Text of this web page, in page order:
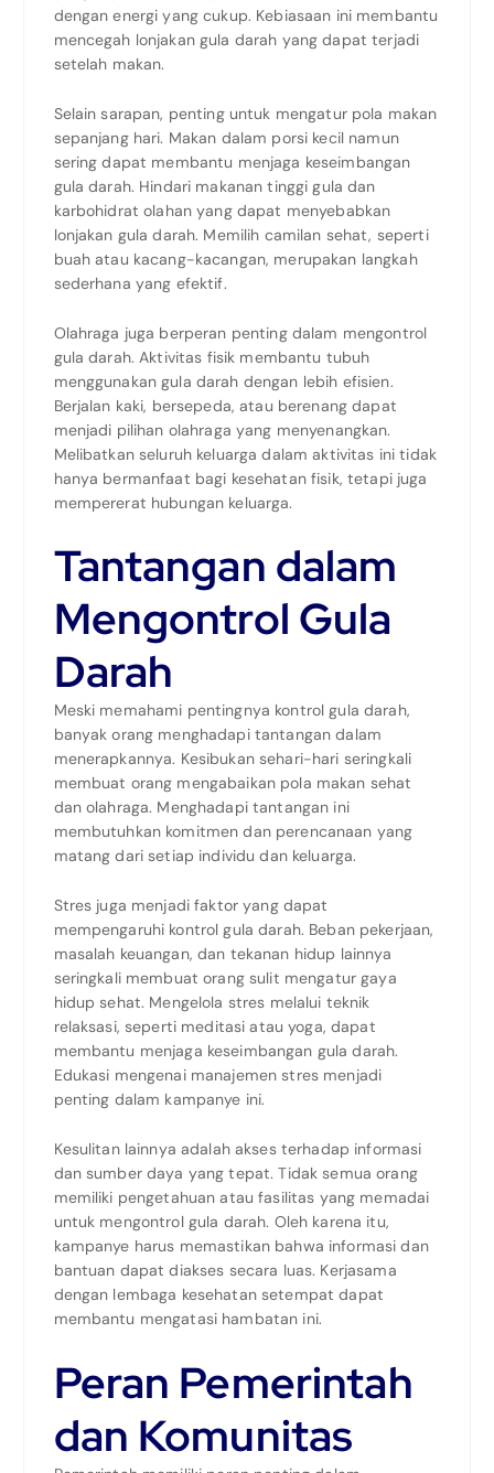
dengan energi yang cukup. Kebiasaan ini membantu
mencegah lonjakan gula darah yang dapat terjadi
setelah makan.
Selain sarapan, penting untuk mengatur pola makan
sepanjang hari. Makan dalam porsi kecil namun
sering dapat membantu menjaga keseimbangan
gula darah. Hindari makanan tinggi gula dan
karbohidrat olahan yang dapat menyebabkan
lonjakan gula darah. Memilih camilan sehat, seperti
buah atau kacang-kacangan, merupakan langkah
sederhana yang efektif.
Olahraga juga berperan penting dalam mengontrol
gula darah. Aktivitas fisik membantu tubuh
menggunakan gula darah dengan lebih efisien.
Berjalan kaki, bersepeda, atau berenang dapat
menjadi pilihan olahraga yang menyenangkan.
Melibatkan seluruh keluarga dalam aktivitas ini tidak
hanya bermanfaat bagi kesehatan fisik, tetapi juga
mempererat hubungan keluarga.
Tantangan dalam
Mengontrol Gula
Darah
Meski memahami pentingnya kontrol gula darah,
banyak orang menghadapi tantangan dalam
menerapkannya. Kesibukan sehari-hari seringkali
membuat orang mengabaikan pola makan sehat
dan olahraga. Menghadapi tantangan ini
membutuhkan komitmen dan perencanaan yang
matang dari setiap individu dan keluarga.
Stres juga menjadi faktor yang dapat
mempengaruhi kontrol gula darah. Beban pekerjaan,
masalah keuangan, dan tekanan hidup lainnya
seringkali membuat orang sulit mengatur gaya
hidup sehat. Mengelola stres melalui teknik
relaksasi, seperti meditasi atau yoga, dapat
membantu menjaga keseimbangan gula darah.
Edukasi mengenai manajemen stres menjadi
penting dalam kampanye ini.
Kesulitan lainnya adalah akses terhadap informasi
dan sumber daya yang tepat. Tidak semua orang
memiliki pengetahuan atau fasilitas yang memadai
untuk mengontrol gula darah. Oleh karena itu,
kampanye harus memastikan bahwa informasi dan
bantuan dapat diakses secara luas. Kerjasama
dengan lembaga kesehatan setempat dapat
membantu mengatasi hambatan ini.
Peran Pemerintah
dan Komunitas